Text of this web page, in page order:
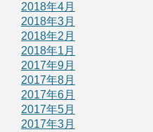
2018年4月
2018年3月
2018年2月
2018年1月
2017年9月
2017年8月
2017年6月
2017年5月
2017年3月